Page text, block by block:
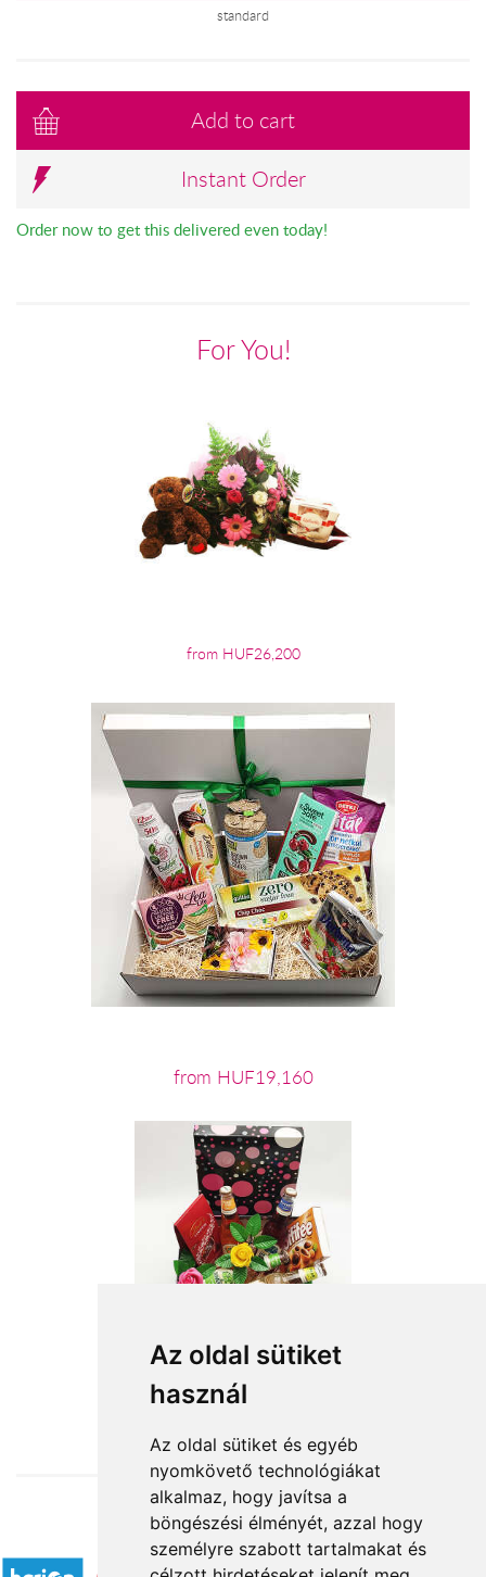
Az oldal sütiket
használ
Az oldal sütiket és egyéb
nyomkövető technológiákat
alkalmaz, hogy javítsa a
böngészési élményét, azzal hogy
személyre szabott tartalmakat és
standard
Add to cart
Instant Order
Order now to get this delivered even today!
For You!
from HUF26,200
from HUF19,160
from HUF19,800
Accepted payment methods